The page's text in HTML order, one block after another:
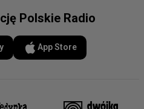
Polskie Radio
App Store